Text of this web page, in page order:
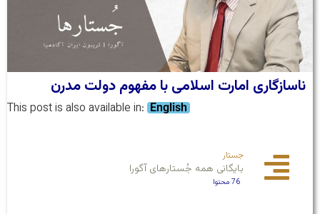
ناسازگاری امارت اسلامی با مفهوم دولت مدرن
This post is also available in: English
جستار
بایگانی همه جُستارهای آگورا
76 محتوا